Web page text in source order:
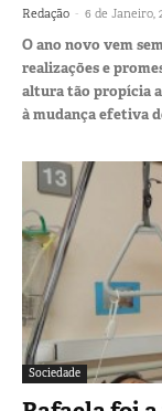
Redação - 6 de Janeiro,
O ano novo vem
realizações e
altura tão propícia
à mudança efetiva
Sociedade